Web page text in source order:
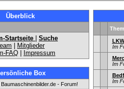
Überblick
Startseite
Suche
Mitglieder
FAQ
Impressum
Box
- Forum!
Im
Im
Im